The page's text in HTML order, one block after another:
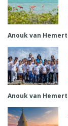
Anouk van Hemert
Anouk van Hemert